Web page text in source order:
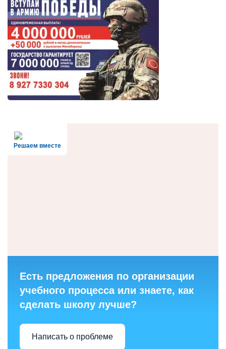
Решаем вместе
Есть предложения по организации
учебного процесса или знаете, как
сделать школу лучше?
Написать о проблеме